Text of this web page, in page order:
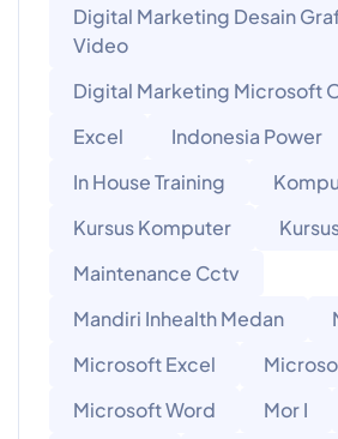
Digital Marketing Desain
Video
Digital Marketing Microsoft
Excel
Indonesia Power
In House Training
Kursus Komputer
Maintenance Cctv
Mandiri Inhealth Medan
Microsoft Excel
Microsoft Word
Mor I